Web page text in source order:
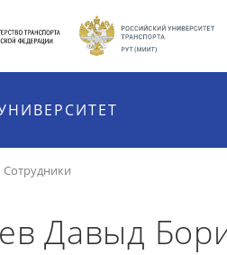
Сотрудники
Давыд